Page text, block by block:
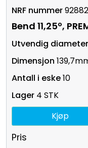
Bend 11,25º,
10
4 STK
Pris
Kjøp